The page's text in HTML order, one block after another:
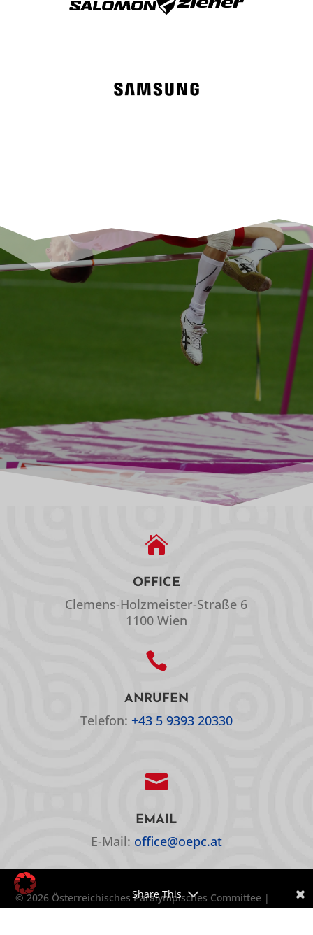

OFFICE
Clemens-Holzmeister-Straße 6
1100 Wien

ANRUFEN
Telefon: +43 5 9393 20330

EMAIL
E-Mail: office@oepc.at
© 2026 Österreichisches Paralympisches Committee |
Share This